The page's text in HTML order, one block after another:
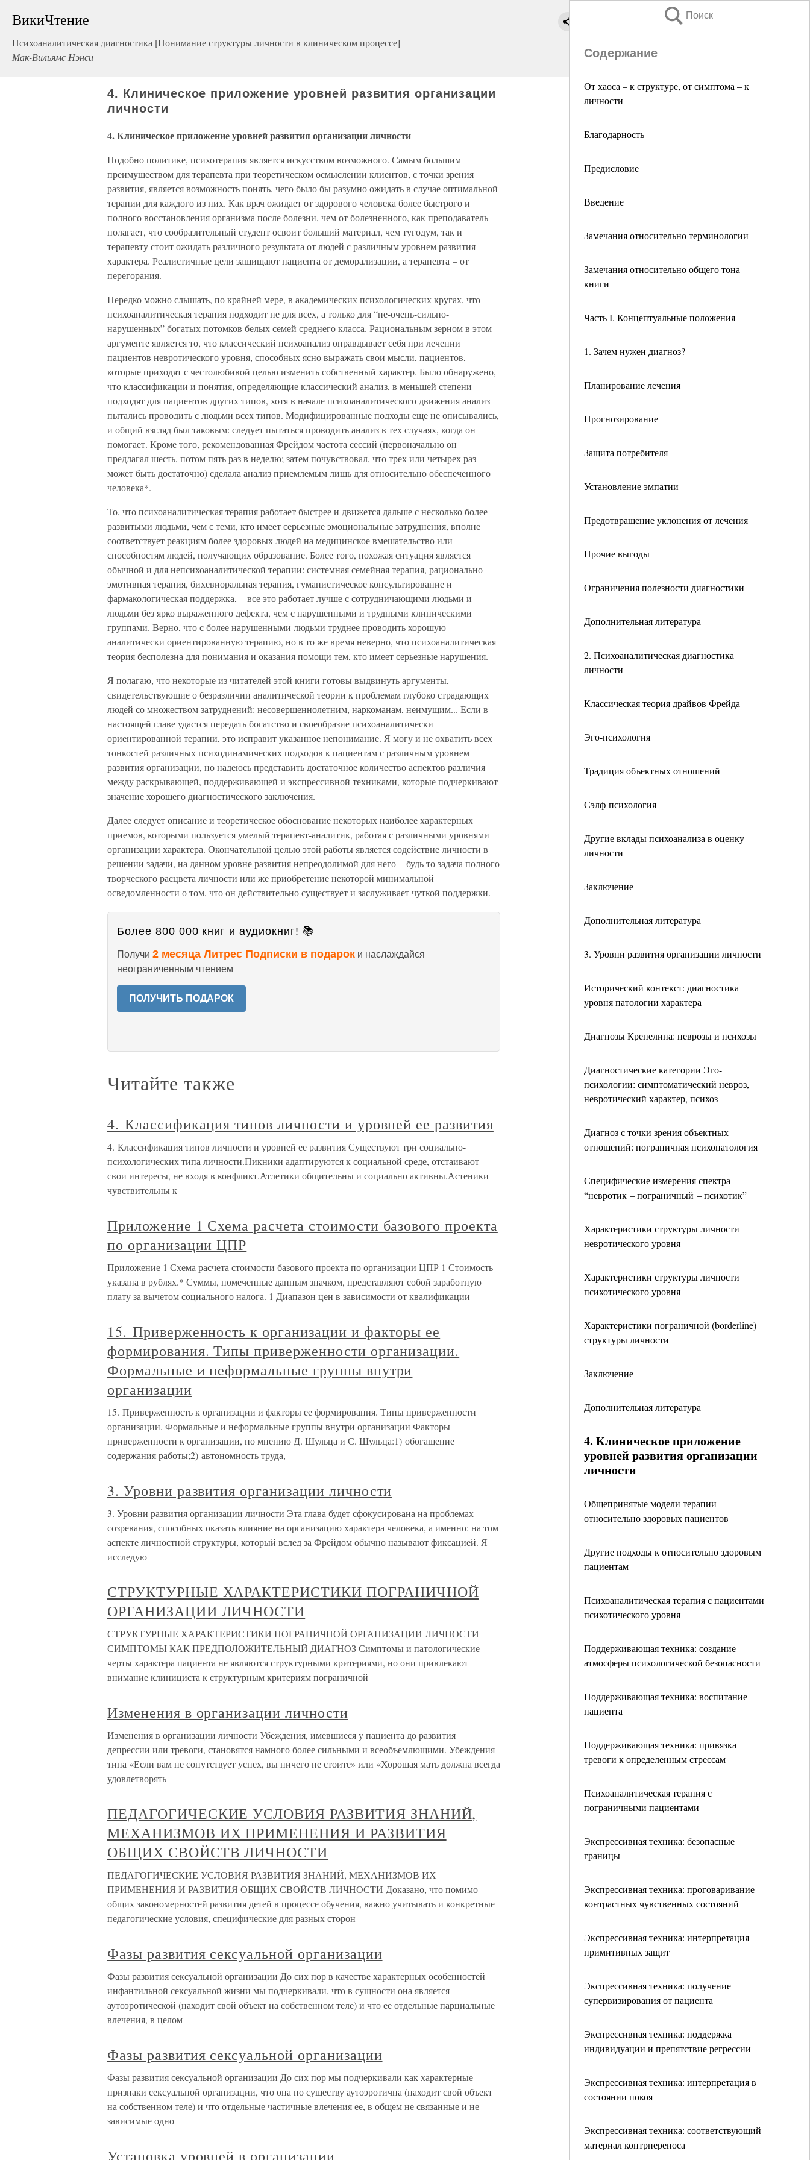
ВикиЧтение
Психоаналитическая диагностика [Понимание структуры личности в клиническом процессе]
Мак-Вильямс Нэнси
Поиск
Содержание
От хаоса – к структуре, от симптома – к
личности
Благодарность
Предисловие
Введение
Замечания относительно терминологии
Замечания относительно общего тона
книги
Часть I. Концептуальные положения
1. Зачем нужен диагноз?
Планирование лечения
Прогнозирование
Защита потребителя
Установление эмпатии
Предотвращение уклонения от лечения
Прочие выгоды
Ограничения полезности диагностики
Дополнительная литература
2. Психоаналитическая диагностика
личности
Классическая теория драйвов Фрейда
Эго-психология
Традиция объектных отношений
Сэлф-психология
Другие вклады психоанализа в оценку
личности
Заключение
Дополнительная литература
3. Уровни развития организации личности
Исторический контекст: диагностика
уровня патологии характера
Диагнозы Крепелина: неврозы и психозы
Диагностические категории Эго-
психологии: симптоматический невроз,
невротический характер, психоз
Диагноз с точки зрения объектных
отношений: пограничная психопатология
Специфические измерения спектра
“невротик – пограничный – психотик”
Характеристики структуры личности
невротического уровня
Характеристики структуры личности
психотического уровня
Характеристики пограничной (borderline)
структуры личности
Заключение
Дополнительная литература
4. Клиническое приложение
уровней развития организации
личности
Общепринятые модели терапии
относительно здоровых пациентов
Другие подходы к относительно здоровым
пациентам
Психоаналитическая терапия с пациентами
психотического уровня
Поддерживающая техника: создание
атмосферы психологической безопасности
Поддерживающая техника: воспитание
пациента
Поддерживающая техника: привязка
тревоги к определенным стрессам
Психоаналитическая терапия с
пограничными пациентами
Экспрессивная техника: безопасные
границы
Экспрессивная техника: проговаривание
контрастных чувственных состояний
Экспрессивная техника: интерпретация
примитивных защит
Экспрессивная техника: получение
супервизирования от пациента
Экспрессивная техника: поддержка
индивидуации и препятствие регрессии
Экспрессивная техника: интерпретация в
состоянии покоя
Экспрессивная техника: соответствующий
материал контрпереноса
4. Клиническое приложение уровней развития организации
личности
4. Клиническое приложение уровней развития организации личности
Подобно политике, психотерапия является искусством возможного. Самым большим
преимуществом для терапевта при теоретическом осмыслении клиентов, с точки зрения
развития, является возможность понять, чего было бы разумно ожидать в случае оптимальной
терапии для каждого из них. Как врач ожидает от здорового человека более быстрого и
полного восстановления организма после болезни, чем от болезненного, как преподаватель
полагает, что сообразительный студент освоит больший материал, чем тугодум, так и
терапевту стоит ожидать различного результата от людей с различным уровнем развития
характера. Реалистичные цели защищают пациента от деморализации, а терапевта – от
перегорания.
Нередко можно слышать, по крайней мере, в академических психологических кругах, что
психоаналитическая терапия подходит не для всех, а только для “не-очень-сильно-
нарушенных” богатых потомков белых семей среднего класса. Рациональным зерном в этом
аргументе является то, что классический психоанализ оправдывает себя при лечении
пациентов невротического уровня, способных ясно выражать свои мысли, пациентов,
которые приходят с честолюбивой целью изменить собственный характер. Было обнаружено,
что классификации и понятия, определяющие классический анализ, в меньшей степени
подходят для пациентов других типов, хотя в начале психоаналитического движения анализ
пытались проводить с людьми всех типов. Модифицированные подходы еще не описывались,
и общий взгляд был таковым: следует пытаться проводить анализ в тех случаях, когда он
помогает. Кроме того, рекомендованная Фрейдом частота сессий (первоначально он
предлагал шесть, потом пять раз в неделю; затем почувствовал, что трех или четырех раз
может быть достаточно) сделала анализ приемлемым лишь для относительно обеспеченного
человека*.
То, что психоаналитическая терапия работает быстрее и движется дальше с несколько более
развитыми людьми, чем с теми, кто имеет серьезные эмоциональные затруднения, вполне
соответствует реакциям более здоровых людей на медицинское вмешательство или
способностям людей, получающих образование. Более того, похожая ситуация является
обычной и для непсихоаналитической терапии: системная семейная терапия, рационально-
эмотивная терапия, бихевиоральная терапия, гуманистическое консультирование и
фармакологическая поддержка, – все это работает лучше с сотрудничающими людьми и
людьми без ярко выраженного дефекта, чем с нарушенными и трудными клиническими
группами. Верно, что с более нарушенными людьми труднее проводить хорошую
аналитически ориентированную терапию, но в то же время неверно, что психоаналитическая
теория бесполезна для понимания и оказания помощи тем, кто имеет серьезные нарушения.
Я полагаю, что некоторые из читателей этой книги готовы выдвинуть аргументы,
свидетельствующие о безразличии аналитической теории к проблемам глубоко страдающих
людей со множеством затруднений: несовершеннолетним, наркоманам, неимущим... Если в
настоящей главе удастся передать богатство и своеобразие психоаналитически
ориентированной терапии, это исправит указанное непонимание. Я могу и не охватить всех
тонкостей различных психодинамических подходов к пациентам с различным уровнем
развития организации, но надеюсь представить достаточное количество аспектов различия
между раскрывающей, поддерживающей и экспрессивной техниками, которые подчеркивают
значение хорошего диагностического заключения.
Далее следует описание и теоретическое обоснование некоторых наиболее характерных
приемов, которыми пользуется умелый терапевт-аналитик, работая с различными уровнями
организации характера. Окончательной целью этой работы является содействие личности в
решении задачи, на данном уровне развития непреодолимой для него – будь то задача полного
творческого расцвета личности или же приобретение некоторой минимальной
осведомленности о том, что он действительно существует и заслуживает чуткой поддержки.
Более 800 000 книг и аудиокниг! 📚
Получи 2 месяца Литрес Подписки в подарок и наслаждайся
неограниченным чтением
ПОЛУЧИТЬ ПОДАРОК
Читайте также
4. Классификация типов личности и уровней ее развития
4. Классификация типов личности и уровней ее развития Существуют три социально-
психологических типа личности.Пикники адаптируются к социальной среде, отстаивают
свои интересы, не входя в конфликт.Атлетики общительны и социально активны.Астеники
чувствительны к
Приложение 1 Схема расчета стоимости базового проекта
по организации ЦПР
Приложение 1 Схема расчета стоимости базового проекта по организации ЦПР 1 Стоимость
указана в рублях.* Суммы, помеченные данным значком, представляют собой заработную
плату за вычетом социального налога. 1 Диапазон цен в зависимости от квалификации
15. Приверженность к организации и факторы ее
формирования. Типы приверженности организации.
Формальные и неформальные группы внутри
организации
15. Приверженность к организации и факторы ее формирования. Типы приверженности
организации. Формальные и неформальные группы внутри организации Факторы
приверженности к организации, по мнению Д. Шульца и С. Шульца:1) обогащение
содержания работы;2) автономность труда,
3. Уровни развития организации личности
3. Уровни развития организации личности Эта глава будет сфокусирована на проблемах
созревания, способных оказать влияние на организацию характера человека, а именно: на том
аспекте личностной структуры, который вслед за Фрейдом обычно называют фиксацией. Я
исследую
СТРУКТУРНЫЕ ХАРАКТЕРИСТИКИ ПОГРАНИЧНОЙ
ОРГАНИЗАЦИИ ЛИЧНОСТИ
СТРУКТУРНЫЕ ХАРАКТЕРИСТИКИ ПОГРАНИЧНОЙ ОРГАНИЗАЦИИ ЛИЧНОСТИ
СИМПТОМЫ КАК ПРЕДПОЛОЖИТЕЛЬНЫЙ ДИАГНОЗ Симптомы и патологические
черты характера пациента не являются структурными критериями, но они привлекают
внимание клинициста к структурным критериям пограничной
Изменения в организации личности
Изменения в организации личности Убеждения, имевшиеся у пациента до развития
депрессии или тревоги, становятся намного более сильными и всеобъемлющими. Убеждения
типа «Если вам не сопутствует успех, вы ничего не стоите» или «Хорошая мать должна всегда
удовлетворять
ПЕДАГОГИЧЕСКИЕ УСЛОВИЯ РАЗВИТИЯ ЗНАНИЙ,
МЕХАНИЗМОВ ИХ ПРИМЕНЕНИЯ И РАЗВИТИЯ
ОБЩИХ СВОЙСТВ ЛИЧНОСТИ
ПЕДАГОГИЧЕСКИЕ УСЛОВИЯ РАЗВИТИЯ ЗНАНИЙ, МЕХАНИЗМОВ ИХ
ПРИМЕНЕНИЯ И РАЗВИТИЯ ОБЩИХ СВОЙСТВ ЛИЧНОСТИ Доказано, что помимо
общих закономерностей развития детей в процессе обучения, важно учитывать и конкретные
педагогические условия, специфические для разных сторон
Фазы развития сексуальной организации
Фазы развития сексуальной организации До сих пор в качестве характерных особенностей
инфантильной сексуальной жизни мы подчеркивали, что в сущности она является
аутоэротической (находит свой объект на собственном теле) и что ее отдельные парциальные
влечения, в целом
Фазы развития сексуальной организации
Фазы развития сексуальной организации До сих пор мы подчеркивали как характерные
признаки сексуальной организации, что она по существу аутоэротична (находит свой объект
на собственном теле) и что отдельные частичные влечения ее, в общем не связанные и не
зависимые одно
Установка уровней в организации